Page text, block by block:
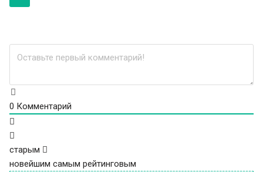
0 Комментарий
старым
новейшим самым рейтинговым